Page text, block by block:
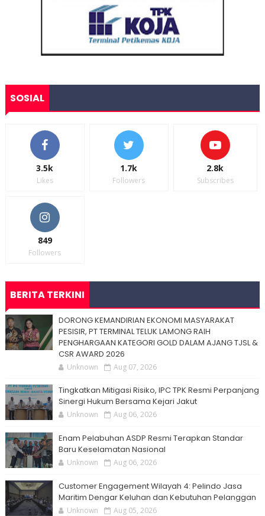
SOSIAL
3.5k
Likes
1.7k
Followers
2.8k
Subscribes
849
Followers
BERITA TERKINI
DORONG KEMANDIRIAN EKONOMI MASYARAKAT
PESISIR, PT TERMINAL TELUK LAMONG RAIH
PENGHARGAAN KATEGORI GOLD DALAM AJANG TJSL &
CSR AWARD 2026
Unknown Aug 07, 2026
Tingkatkan Mitigasi Risiko, IPC TPK Resmi Perpanjang
Sinergi Hukum Bersama Kejari Jakut
Unknown Aug 06, 2026
Enam Pelabuhan ASDP Resmi Terapkan Standar
Baru Keselamatan Nasional
Unknown Aug 06, 2026
Customer Engagement Wilayah 4: Pelindo Jasa
Maritim Dengar Keluhan dan Kebutuhan Pelanggan
Unknown Aug 05, 2026